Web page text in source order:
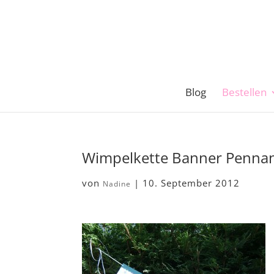
Blog Bestellen
Wimpelkette Banner
von Nadine | 10. September 2012